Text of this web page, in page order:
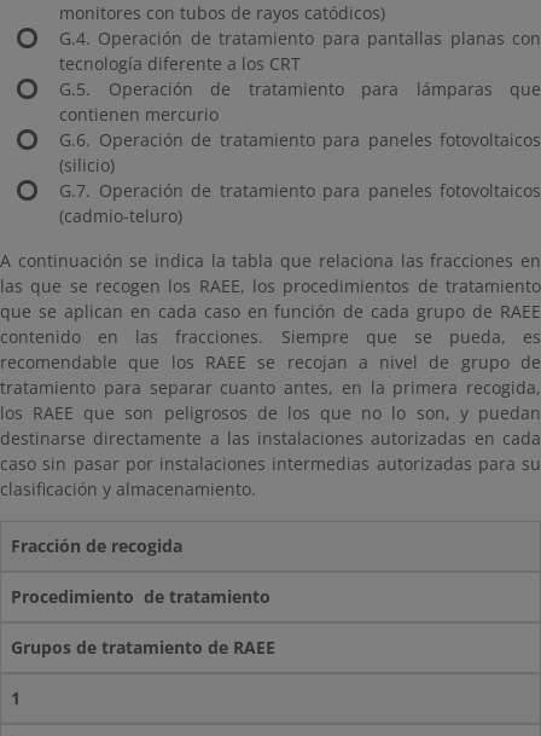
monitores con tubos de rayos catódicos)
G.4. Operación de tratamiento para pantallas planas con
tecnología diferente a los CRT
G.5. Operación de tratamiento para lámparas que
contienen mercurio
G.6. Operación de tratamiento para paneles fotovoltaicos
(silicio)
G.7. Operación de tratamiento para paneles fotovoltaicos
(cadmio-teluro)
A continuación se indica la tabla que relaciona las fracciones en
las que se recogen los RAEE, los procedimientos de tratamiento
que se aplican en cada caso en función de cada grupo de RAEE
contenido en las fracciones. Siempre que se pueda, es
recomendable que los RAEE se recojan a nivel de grupo de
tratamiento para separar cuanto antes, en la primera recogida,
los RAEE que son peligrosos de los que no lo son, y puedan
destinarse directamente a las instalaciones autorizadas en cada
caso sin pasar por instalaciones intermedias autorizadas para su
clasificación y almacenamiento.
Fracción de recogida
Procedimiento de tratamiento
Grupos de tratamiento de RAEE
1